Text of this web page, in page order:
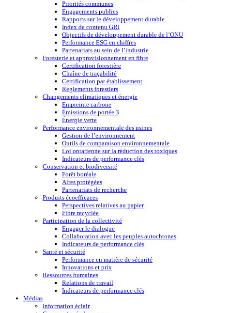
Priorités communes
Engagements publics
Rapports sur le développement durable
Index de contenu GRI
Objectifs de développement durable de l’ONU
Performance ESG en chiffres
Partenariats au sein de l’industrie
Foresterie et approvisionnement en fibre
Certification forestière
Chaîne de traçabilité
Certification par établissement
Règlements forestiers
Changements climatiques et énergie
Empreinte carbone
Émissions de portée 3
Énergie verte
Performance environnementale des usines
Gestion de l’environnement
Outils de comparaison environnementale
Loi ontarienne sur la réduction des toxiques
Indicateurs de performance clés
Conservation et biodiversité
Forêt boréale
Aires protégées
Partenariats de recherche
Produits écoefficaces
Perspectives relatives au papier
Fibre recyclée
Participation de la collectivité
Engager le dialogue
Collaboration avec les peuples autochtones
Indicateurs de performance clés
Santé et sécurité
Performance en matière de sécurité
Innovations et prix
Ressources humaines
Relations de travail
Indicateurs de performance clés
Médias
Information éclair